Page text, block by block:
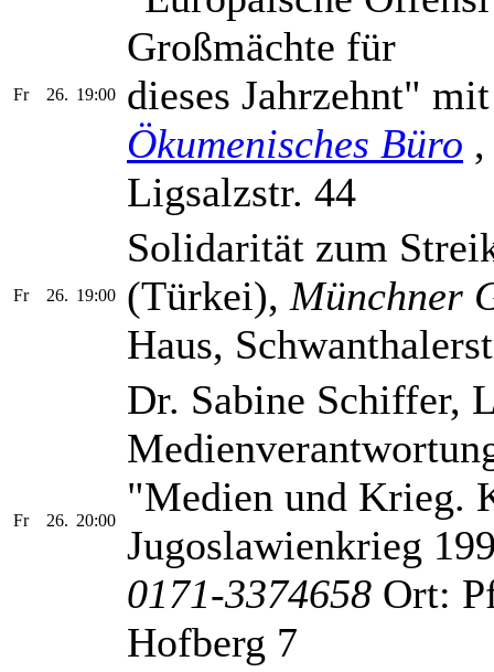
Fr 26. 19:00
Großmächte für
dieses Jahrzehnt"
Ökumenisches Büro
Ligsalzstr. 44
Fr 26. 19:00
Solidarität zum
(Türkei), Münchner
Haus,
Fr 26. 20:00
Dr. Sabine Schiffer,
"Medien und Krieg.
Jugoslawienkrieg
0171-3374658 Ort:
Hofberg 7